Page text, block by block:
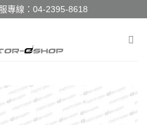
專線： 04-2395-8618